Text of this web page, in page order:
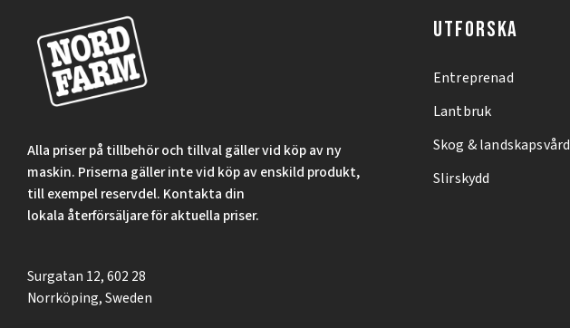
Alla priser på tillbehör och tillval gäller vid köp av ny
maskin. Priserna gäller inte vid köp av enskild produkt,
till exempel reservdel. Kontakta din
lokala återförsäljare för aktuella priser.
Surgatan 12, 602 28
Norrköping, Sweden
UTFORSKA
Entreprenad
Lantbruk
Skog & landskapsvård
Slirskydd